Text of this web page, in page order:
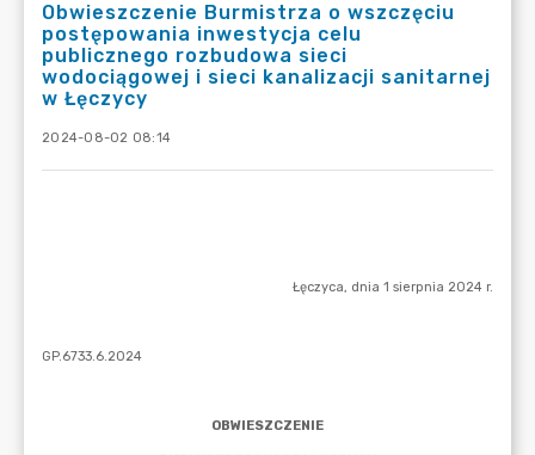
Obwieszczenie Burmistrza o wszczęciu
postępowania inwestycja celu
publicznego rozbudowa sieci
wodociągowej i sieci kanalizacji sanitarnej
w Łęczycy
2024-08-02 08:14